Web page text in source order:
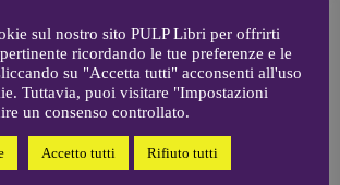
Francavilla e Elena Manzato), sia
gesto: tappare una falla con i palmi
che martellar di dita sulla macchina
sul nostro sito PULP Libri per offrirti
ricordando le tue preferenze e le
su "Accetta tutti" acconsenti all'uso
Tuttavia, puoi visitare "Impostazioni
un consenso controllato.
Accetto tutti Rifiuto tutti